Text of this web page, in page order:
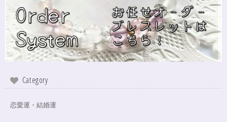
でしょうかね？^^)同じでびっくり♡嬉しいです♡ 次回は、オーダーをお願
いしてみたいなと思いました！
インスピレーションの湧泉✨アクアオーラブレスレット15.5cm
2024/10/22
この度は、ご縁に感謝致します。 やはり、この色のアクアオーラに出会え
も、ずっーと見ていられますね。 素敵なブレスレットを、有難うございま
した。
Category
恋愛運・結婚運